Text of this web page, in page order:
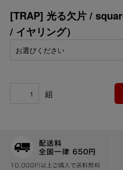
[TRAP] 光る欠片 /
/ イヤリング）
お選びください
組